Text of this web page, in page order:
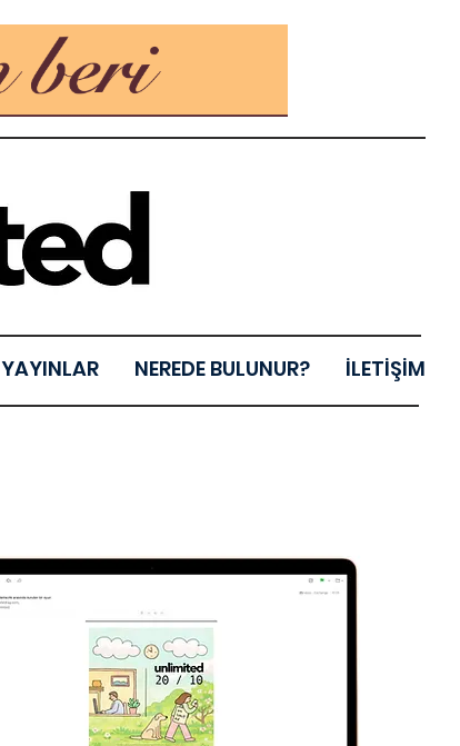
YAYINLAR NEREDE BULUNUR? İLETİŞİM